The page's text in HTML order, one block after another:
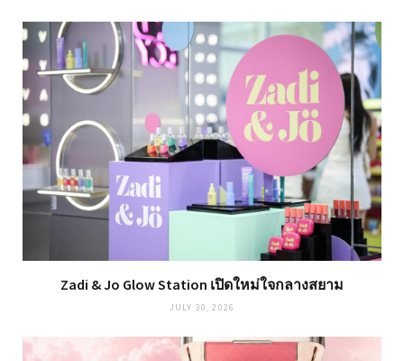
Zadi & Jo Glow Station เปิดใหม่ใจกลางสยาม
JULY 30, 2026